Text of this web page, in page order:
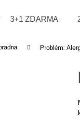
3+1 ZDARMA
Problém: